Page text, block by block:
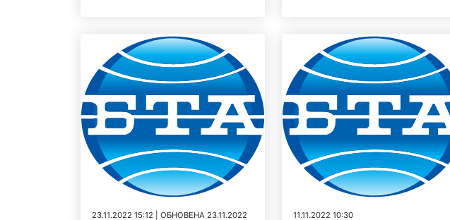
23.11.2022 15:12 | ОБНОВЕНА 23.11.2022
11.11.2022 10:30